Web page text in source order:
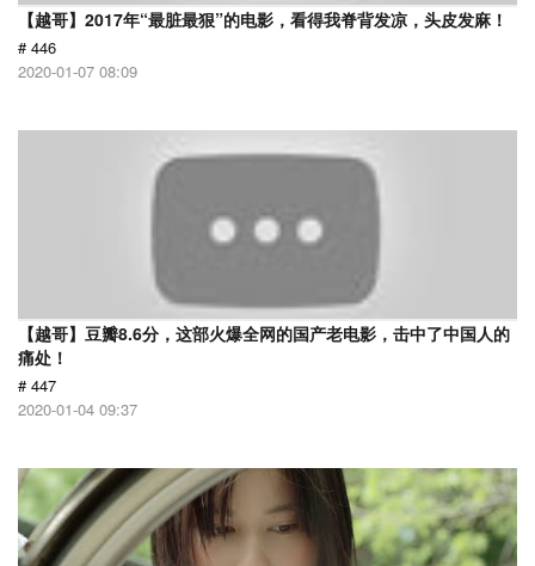
【越哥】2017年“最脏最狠”的电影，看得我脊背发凉，头皮发麻！
# 446
2020-01-07 08:09
【越哥】豆瓣8.6分，这部火爆全网的国产老电影，击中了中国人的
痛处！
# 447
2020-01-04 09:37